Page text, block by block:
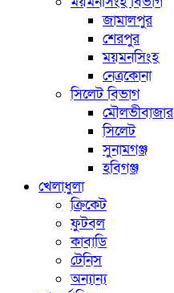
জামালপুর
শেরপুর
ময়মনসিংহ
নেত্রকোনা
সিলেট বিভাগ
মৌলভীবাজার
সিলেট
সুনামগঞ্জ
হবিগঞ্জ
খেলাধুলা
ক্রিকেট
ফুটবল
কাবাডি
টেনিস
অন্যান্য